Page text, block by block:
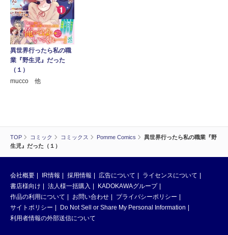
TOP コミック コミックス Pomme Comics
異世界行ったら私の職業『野
生児』だった（１）
異世界行ったら私の職
業『野生児』だった
（１）
mucco 他
会社概要 IR情報 採用情報 広告について
ライセンスについて
書店様向け
法人様一括購入
KADOKAWAグループ
作品の利用について
お問い合わせ
プライバシーポリシー
サイトポリシー
Do Not Sell or Share My Personal Information
利用者情報の外部送信について